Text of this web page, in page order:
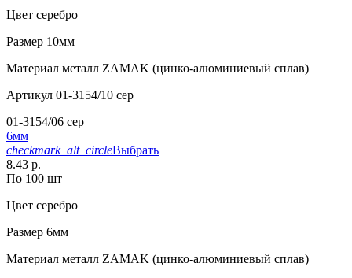
Цвет серебро
Размер 10мм
Материал металл ZAMAK (цинко-алюминиевый сплав)
Артикул 01-3154/10 сер
01-3154/06 сер
6мм
checkmark_alt_circleВыбрать
8.43 р.
По 100 шт
Цвет серебро
Размер 6мм
Материал металл ZAMAK (цинко-алюминиевый сплав)